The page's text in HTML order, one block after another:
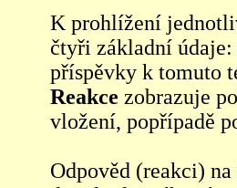
K prohlížení
čtyři základní údaje:
příspěvky k tomuto
Reakce zobrazuje
vložení, popřípadě
Odpověd (reakci)